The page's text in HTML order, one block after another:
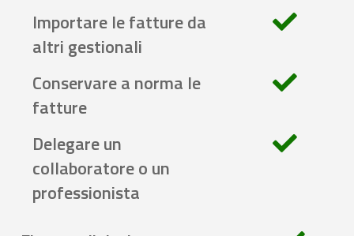
Importare le fatture da
altri gestionali
Conservare a norma le
fatture
Delegare un
collaboratore o un
professionista